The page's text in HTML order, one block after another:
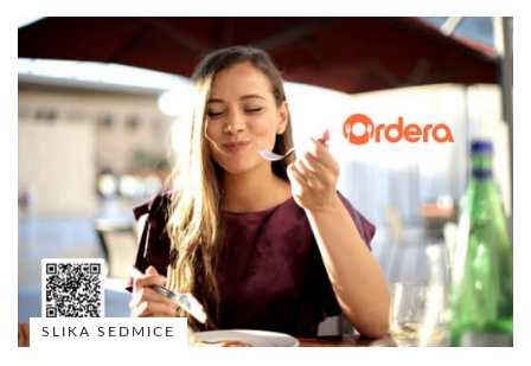
SLIKA SEDMICE